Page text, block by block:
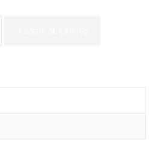
cantidad